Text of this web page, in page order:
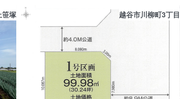
笹塚 越谷市川柳町3丁目